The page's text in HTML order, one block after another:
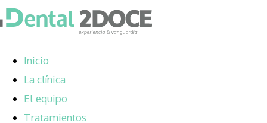
Inicio
La clínica
El equipo
Tratamientos